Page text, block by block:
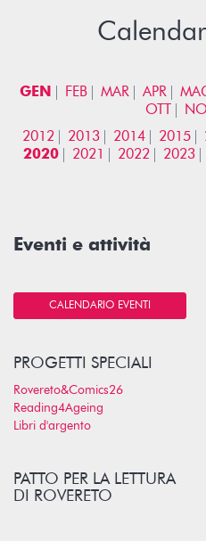
GEN FEB MAR APR
OTT
2012
2013 2014 2015
2020
2021 2022 2023
Eventi e attività
CALENDARIO EVENTI
PROGETTI SPECIALI
Rovereto&Comics26
Reading4Ageing
Libri d'argento
PATTO PER LA LETTURA
DI ROVERETO